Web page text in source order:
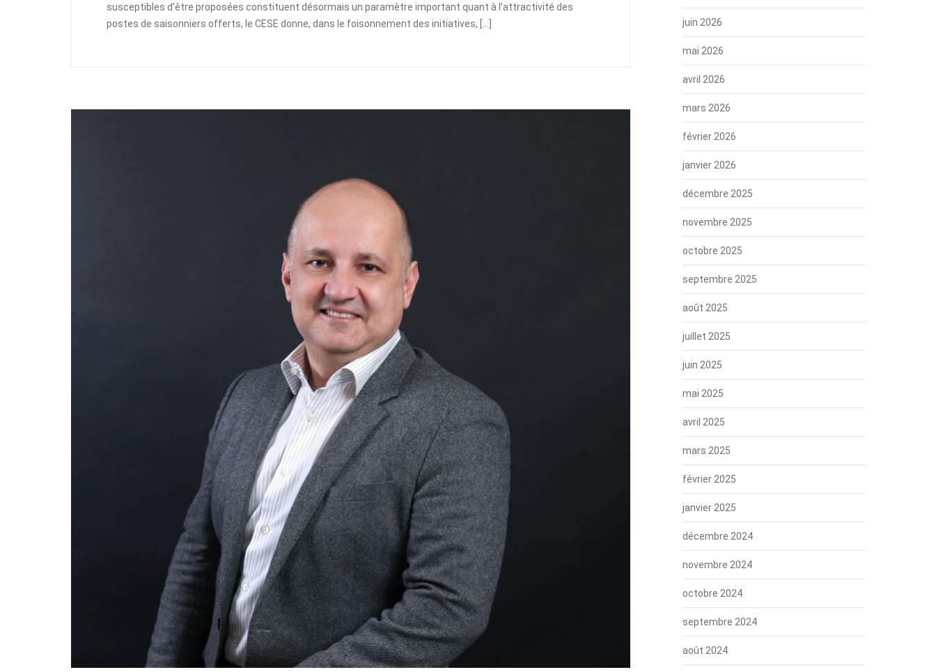
susceptibles d’être proposées constituent désormais un paramètre important quant à l’attractivité des
postes de saisonniers offerts, le CESE donne, dans le foisonnement des initiatives, […]
juin 2026
mai 2026
avril 2026
mars 2026
février 2026
janvier 2026
décembre 2025
novembre 2025
octobre 2025
septembre 2025
août 2025
juillet 2025
juin 2025
mai 2025
avril 2025
mars 2025
février 2025
janvier 2025
décembre 2024
novembre 2024
octobre 2024
septembre 2024
août 2024